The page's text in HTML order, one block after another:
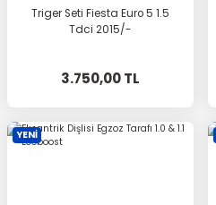
Triger Seti Fiesta Euro 5 1.5
Tdci 2015/-
3.750,00 TL
YENİ